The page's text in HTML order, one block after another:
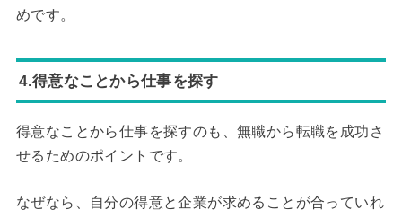
めです。
4.得意なことから仕事を探す
得意なことから仕事を探すのも、無職から転職を成功さ
せるためのポイントです。
なぜなら、自分の得意と企業が求めることが合っていれ